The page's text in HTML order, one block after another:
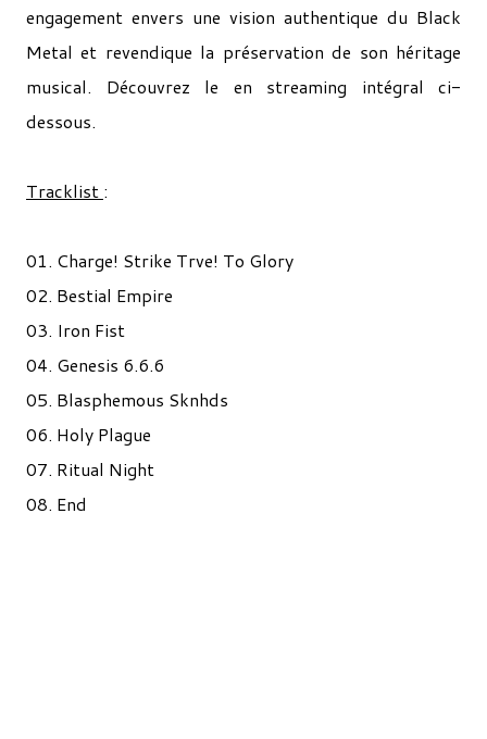
engagement envers une vision authentique du Black
Metal et revendique la préservation de son héritage
musical. Découvrez le en streaming intégral ci-
dessous.
Tracklist :
01. Charge! Strike Trve! To Glory
02. Bestial Empire
03. Iron Fist
04. Genesis 6.6.6
05. Blasphemous Sknhds
06. Holy Plague
07. Ritual Night
08. End